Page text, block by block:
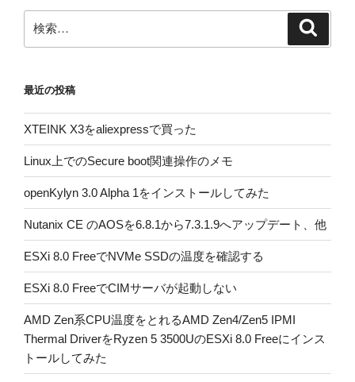
ン
索:
最近の投稿
XTEINK X3をaliexpressで買った
Linux上でのSecure boot関連操作のメモ
openKylyn 3.0 Alpha 1をインストールしてみた
Nutanix CE のAOSを6.8.1から7.3.1.9へアップデート、他
ESXi 8.0 FreeでNVMe SSDの温度を確認する
ESXi 8.0 FreeでCIMサーバが起動しない
AMD Zen系CPU温度をとれるAMD Zen4/Zen5 IPMI
Thermal DriverをRyzen 5 3500UのESXi 8.0 Freeにインス
トールしてみた